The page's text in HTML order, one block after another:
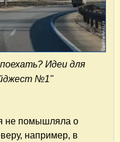
Идеи для
№1"
не помышляла о
например, в